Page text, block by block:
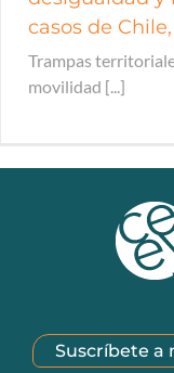
casos de
Trampas
movilidad [...]
Suscríbete a